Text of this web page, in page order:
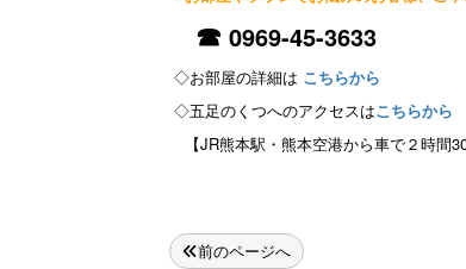
☎ 0969-45-3633
◇お部屋の詳細は こちらから
◇五足のくつへのアクセスはこちらから
【JR熊本駅・熊本空港から車で２時間
前のページへ